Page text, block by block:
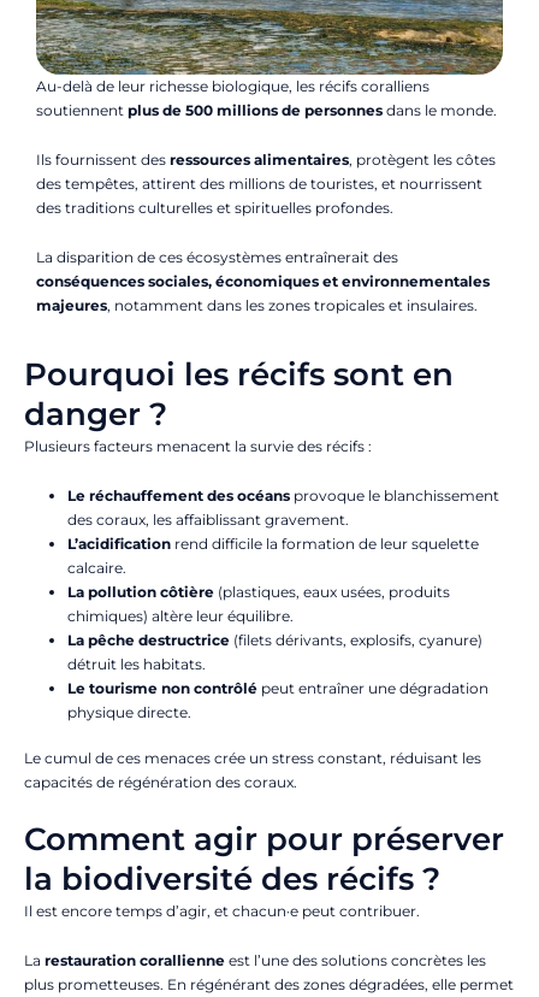
Au-delà de leur richesse biologique, les récifs coralliens
soutiennent plus de 500 millions de personnes dans le monde.
Ils fournissent des ressources alimentaires, protègent les côtes
des tempêtes, attirent des millions de touristes, et nourrissent
des traditions culturelles et spirituelles profondes.
La disparition de ces écosystèmes entraînerait des
conséquences sociales, économiques et environnementales
majeures, notamment dans les zones tropicales et insulaires.
Pourquoi les récifs sont en
danger ?
Plusieurs facteurs menacent la survie des récifs :
Le réchauffement des océans provoque le blanchissement
des coraux, les affaiblissant gravement.
L’acidification rend difficile la formation de leur squelette
calcaire.
La pollution côtière (plastiques, eaux usées, produits
chimiques) altère leur équilibre.
La pêche destructrice (filets dérivants, explosifs, cyanure)
détruit les habitats.
Le tourisme non contrôlé peut entraîner une dégradation
physique directe.
Le cumul de ces menaces crée un stress constant, réduisant les
capacités de régénération des coraux.
Comment agir pour préserver
la biodiversité des récifs ?
Il est encore temps d’agir, et chacun·e peut contribuer.
La restauration corallienne est l’une des solutions concrètes les
plus prometteuses. En régénérant des zones dégradées, elle permet